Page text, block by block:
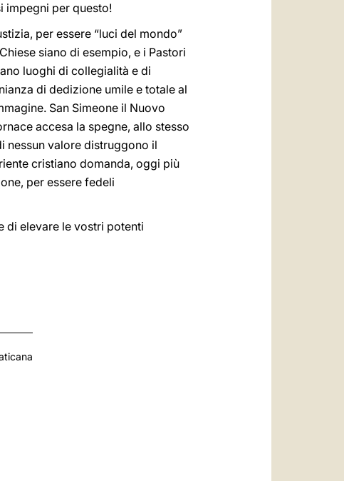
impegni per questo!
per essere “luci del mondo”
siano di esempio, e i Pastori
luoghi di collegialità e di
di dedizione umile e totale al
San Simeone il Nuovo
accesa la spegne, allo stesso
nessun valore distruggono il
cristiano domanda, oggi più
per essere fedeli
di elevare le vostri potenti